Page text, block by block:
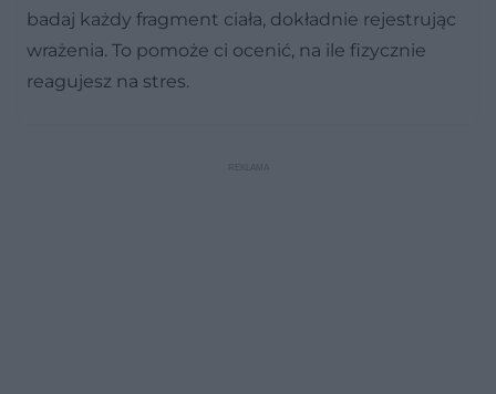
badaj każdy fragment ciała, dokładnie rejestrując
wrażenia. To pomoże ci ocenić, na ile fizycznie
reagujesz na stres.